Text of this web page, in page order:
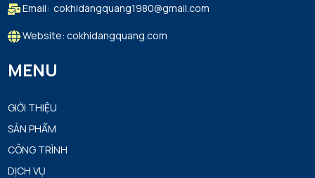
Email: cokhidangquang1980@gmail.com
Website: cokhidangquang.com
MENU
GIỚI THIỆU
SẢN PHẨM
CÔNG TRÌNH
DỊCH VỤ